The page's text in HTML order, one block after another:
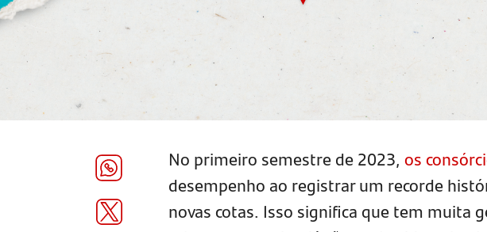
No primeiro semestre de 2023, os
desempenho ao registrar um recorde
novas cotas. Isso significa que tem muita